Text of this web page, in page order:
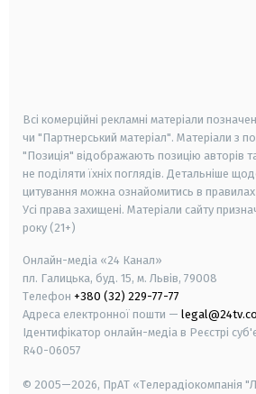
Всі комерційні рекламні матеріали
чи "Партнерський матеріал". Матеріали з
"Позиція" відображають позицію авторів
не поділяти їхніх поглядів. Детальніше
цитування можна ознайомитись в
Усі права захищені. Матеріали сайту
року (21+)
Онлайн-медіа «24 Канал»
пл. Галицька, буд. 15, м. Львів, 79008
Телефон +380 (32) 229-77-77
Адреса електронної пошти —
Ідентифікатор онлайн-медіа в Реєстрі
R40-06057
© 2005—2026, ПрАТ «Телерадіокомпанія